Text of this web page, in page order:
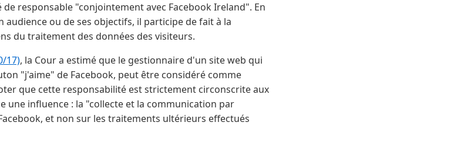
responsable "conjointement avec Facebook Ireland". En
ou de ses objectifs, il participe de fait à la
du traitement des données des visiteurs.
17), la Cour a estimé que le gestionnaire d'un site web qui
"j'aime" de Facebook, peut être considéré comme
que cette responsabilité est strictement circonscrite aux
une influence : la "collecte et la communication par
et non sur les traitements ultérieurs effectués